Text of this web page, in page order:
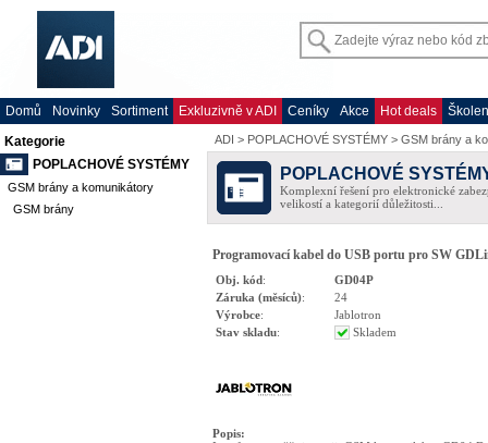
Domů Novinky Sortiment Exkluzivně v ADI Ceníky Akce Hot deals
Kategorie
POPLACHOVÉ SYSTÉMY
GSM brány a komunikátory
GSM brány
ADI > POPLACHOVÉ SYSTÉMY > GSM brány a
POPLACHOVÉ
Komplexní řešení pro elektronické
velikostí a kategorií důležitosti...
Programovací kabel do USB portu pro SW
Obj. kód:
GD04P
Záruka (měsíců):
24
Výrobce:
Jablotron
Stav skladu: Skladem
Popis: